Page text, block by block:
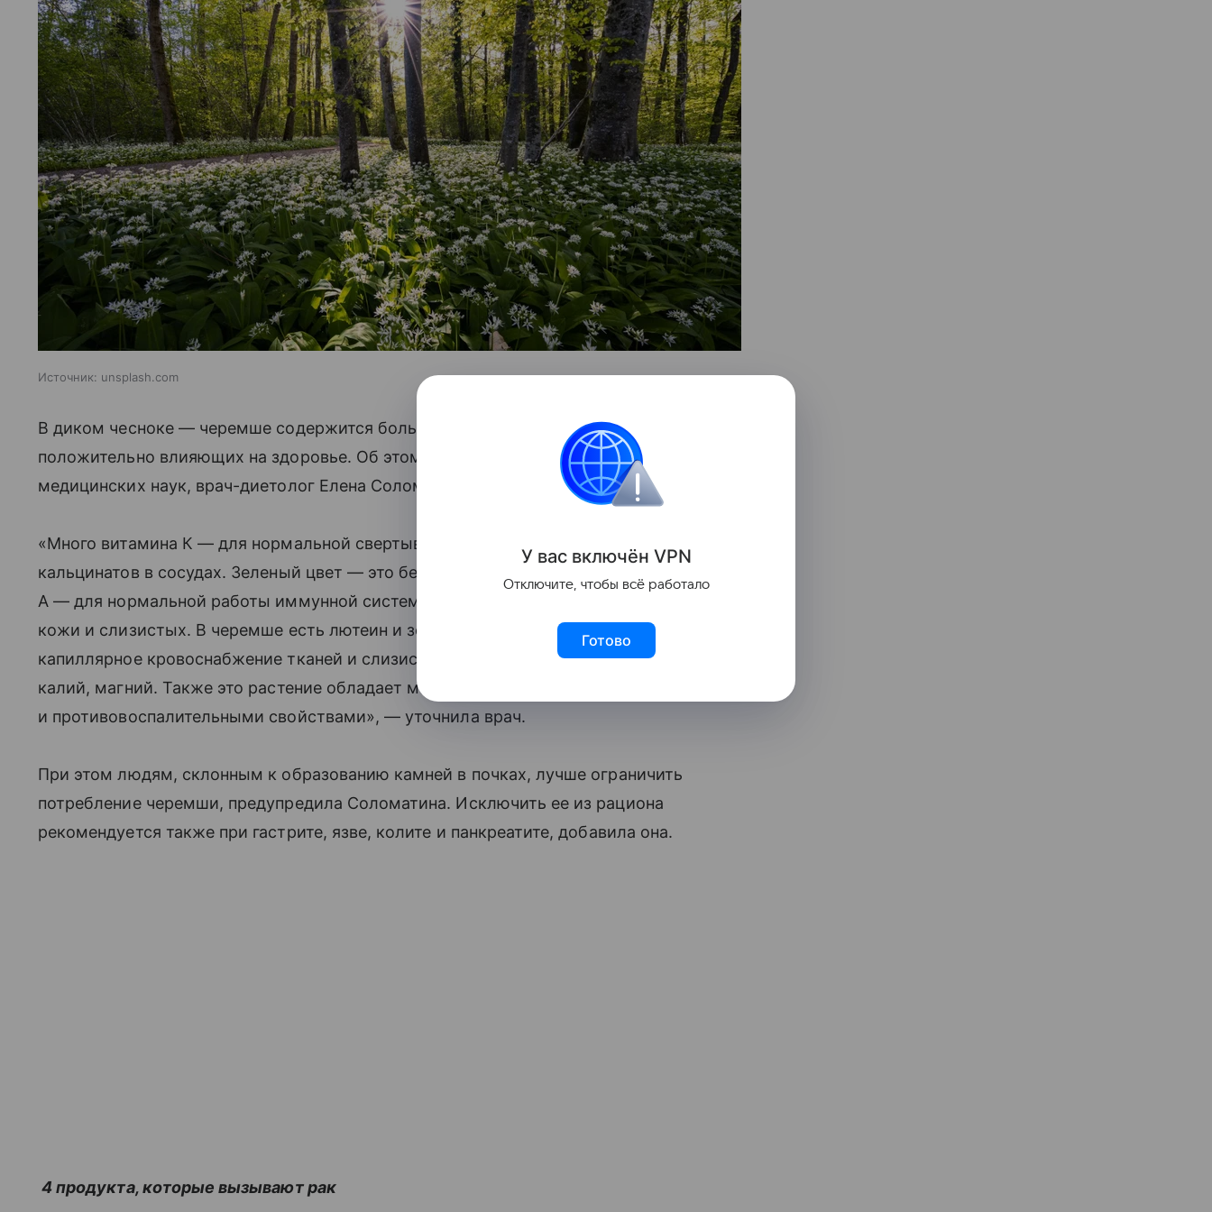
Источник: unsplash.com
В диком чесноке — черемше содержится большое количество витаминов,
положительно влияющих на здоровье. Об этом Pravda.Ru рассказала кандидат
медицинских наук, врач-диетолог Елена Соломатина.
«Много витамина К — для нормальной свертываемости крови, чтобы не было
кальцинатов в сосудах. Зеленый цвет — это бета-каротин, предшественник витамина
А — для нормальной работы иммунной системы, выработки антител, обновления
кожи и слизистых. В черемше есть лютеин и зеаксантин. Черемша улучшает
капиллярное кровоснабжение тканей и слизистых. В ней есть витамины группы В,
калий, магний. Также это растение обладает мочегонными
и противовоспалительными свойствами», — уточнила врач.
При этом людям, склонным к образованию камней в почках, лучше ограничить
потребление черемши, предупредила Соломатина. Исключить ее из рациона
рекомендуется также при гастрите, язве, колите и панкреатите, добавила она.
4 продукта, которые вызывают рак
У вас включён VPN
Отключите, чтобы всё работало
Готово